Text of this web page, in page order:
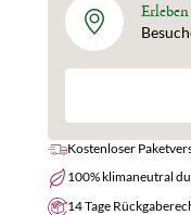
Kostenloser
100% klimaneutral
14 Tage